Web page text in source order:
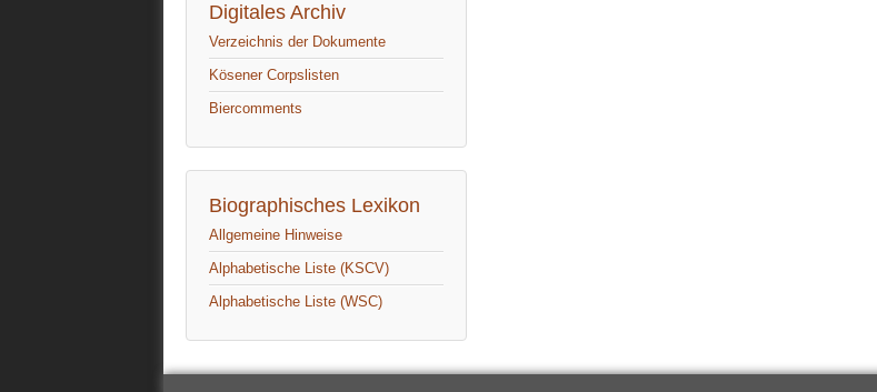
Digitales Archiv
Verzeichnis der Dokumente
Kösener Corpslisten
Biercomments
Biographisches Lexikon
Allgemeine Hinweise
Alphabetische Liste (KSCV)
Alphabetische Liste (WSC)